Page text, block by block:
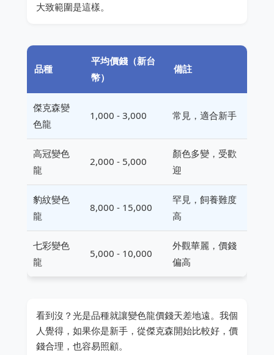
大致範圍是這樣。
品種
平均價錢（新台
幣）
備註
傑克森變
色龍
1,000 - 3,000 常見，適合新手
高冠變色
龍
2,000 - 5,000
顏色多變，受歡
迎
豹紋變色
龍
8,000 - 15,000
罕見，飼養難度
高
七彩變色
龍
5,000 - 10,000
外觀華麗，價錢
偏高
看到沒？光是品種就讓變色龍價錢天差地遠。我個
人覺得，如果你是新手，從傑克森開始比較好，價
錢合理，也容易照顧。